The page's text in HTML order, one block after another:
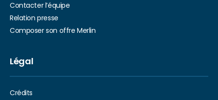
Contacter l’équipe
Relation presse
Composer son offre Merlin
Légal
Crédits